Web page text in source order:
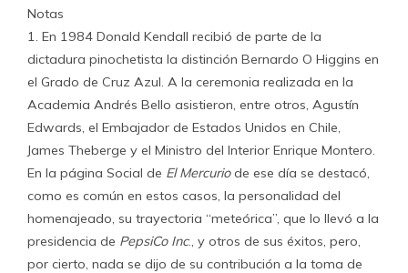
Notas
1. En 1984 Donald Kendall recibió de parte de la
dictadura pinochetista la distinción Bernardo O Higgins en
el Grado de Cruz Azul. A la ceremonia realizada en la
Academia Andrés Bello asistieron, entre otros, Agustín
Edwards, el Embajador de Estados Unidos en Chile,
James Theberge y el Ministro del Interior Enrique Montero.
En la página Social de El Mercuriode ese día se destacó,
como es común en estos casos, la personalidad del
homenajeado, su trayectoria “meteórica”, que lo llevó a la
presidencia de PepsiCo Inc., y otros de sus éxitos, pero,
por cierto, nada se dijo de su contribución a la toma de